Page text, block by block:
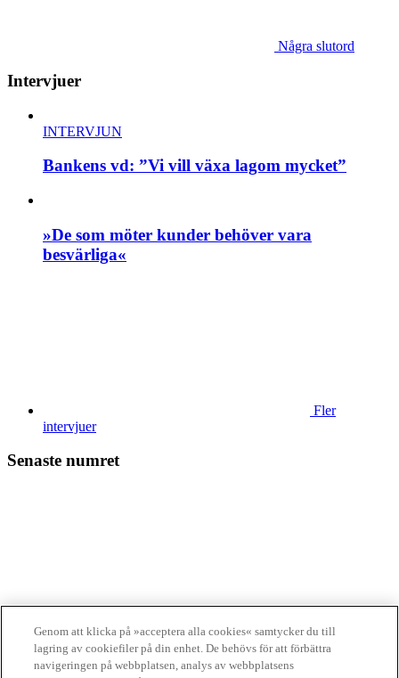
Några slutord
Intervjuer
INTERVJUN
Bankens vd: ”Vi vill växa lagom mycket”
»De som möter kunder behöver vara
besvärliga«
Fler
intervjuer
Senaste numret
digitalt
Finansliv ägs av Finansliv Sverige AB, 556784-8741.
Genom att klicka på »acceptera alla cookies« samtycker du till
lagring av cookiefiler på din enhet. De behövs för att förbättra
navigeringen på webbplatsen, analys av webbplatsens